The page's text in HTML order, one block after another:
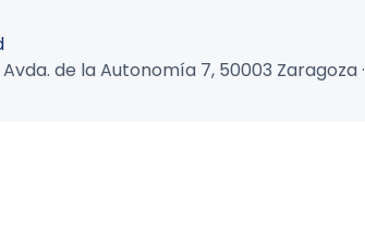
Avda. de la Autonomía 7, 50003 Zaragoza ·